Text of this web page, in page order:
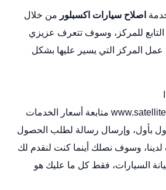
اصلاح سيارات اكسبلور من خلال
للمركز، وسوف تتعرف عزيزي
عمل المركز التي يسير عليها بشكل
متابعة أسعار الخدمات
بأول، وإرسال رسالة لطلب الحصول
لدينا، وسوف نصلك أينما كنت لنقدم لك
السيارات، فقط كل ما عليك هو